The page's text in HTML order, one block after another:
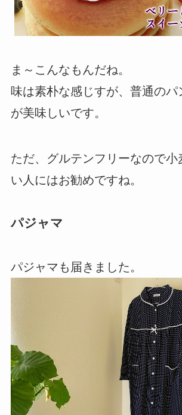
ま～こんなもんだね。
味は素朴な感じすが、普通のパ
が美味しいです。
ただ、グルテンフリーなので小
い人にはお勧めですね。
パジャマ
パジャマも届きました。